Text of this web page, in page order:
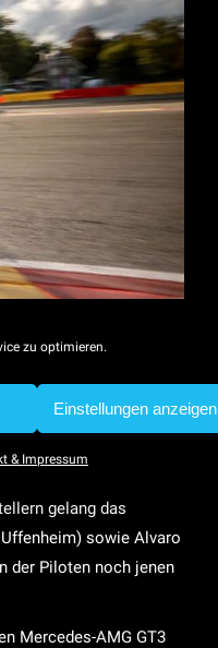
zu optimieren.
Einstellungen anzeigen
& Impressum
24 Stunden Spa
guten fünften Rang
GT-
vollauf gerecht
gelang das
sowie Alvaro
der Piloten noch jenen
Mercedes-AMG GT3